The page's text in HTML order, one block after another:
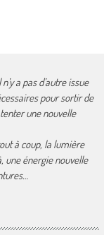
a pas d’autre issue
pour sortir de
une nouvelle
à coup, la lumière
une énergie nouvelle